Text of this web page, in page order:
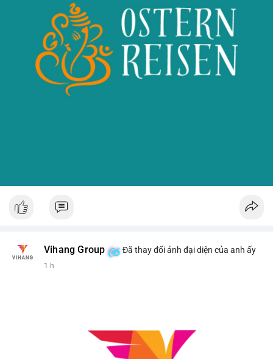
Vihang Group Đã thay đổi ảnh đại diện của anh ấy
1 h